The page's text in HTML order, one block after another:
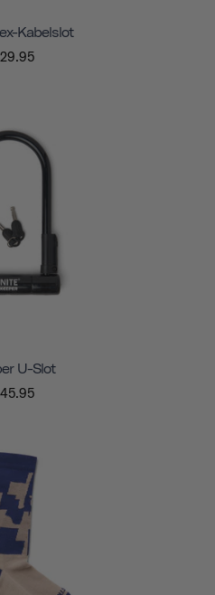
Kabelslot
U-Slot